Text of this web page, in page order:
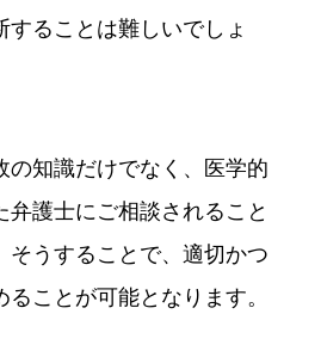
することは難しいでしょ
の知識だけでなく、医学的
弁護士にご相談されること
そうすることで、適切かつ
ことが可能となります。